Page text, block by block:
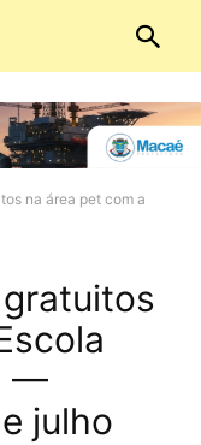
na área pet com a
—
julho